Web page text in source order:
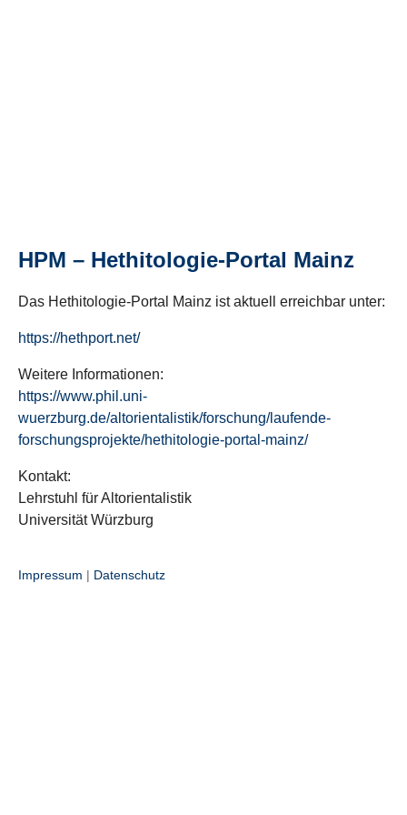
HPM – Hethitologie-Portal Mainz
Das Hethitologie-Portal Mainz ist aktuell erreichbar unter:
https://hethport.net/
Weitere Informationen:
https://www.phil.uni-
wuerzburg.de/altorientalistik/forschung/laufende-
forschungsprojekte/hethitologie-portal-mainz/
Kontakt:
Lehrstuhl für Altorientalistik
Universität Würzburg
Impressum | Datenschutz